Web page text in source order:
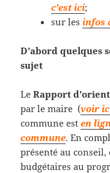
c’est ici;
sur les infos
D’abord quelques
sujet
LeRapport
par le maire (voir
commune esten
commune. En
présenté au
budgétaires au